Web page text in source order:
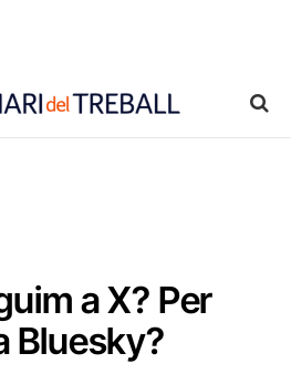
a X? Per
Bluesky?